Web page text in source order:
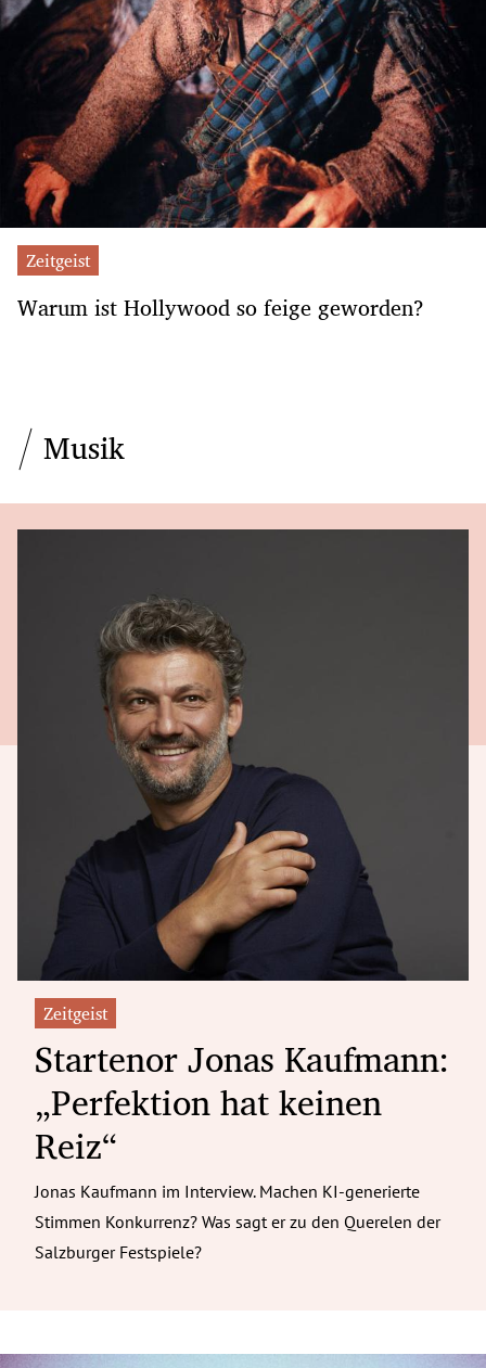
Zeitgeist
Warum ist Hollywood so feige geworden?
Musik
Zeitgeist
Startenor Jonas Kaufmann:
„Perfektion hat keinen
Reiz“
Jonas Kaufmann im Interview. Machen KI-generierte
Stimmen Konkurrenz? Was sagt er zu den Querelen der
Salzburger Festspiele?